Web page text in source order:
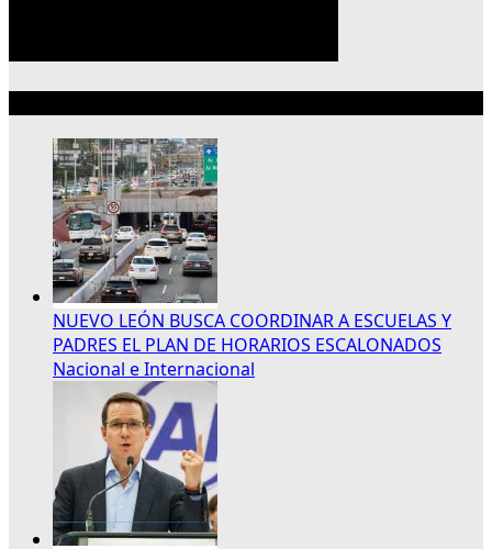
NUEVO LEÓN BUSCA COORDINAR A ESCUELAS Y
PADRES EL PLAN DE HORARIOS ESCALONADOS
Nacional e Internacional